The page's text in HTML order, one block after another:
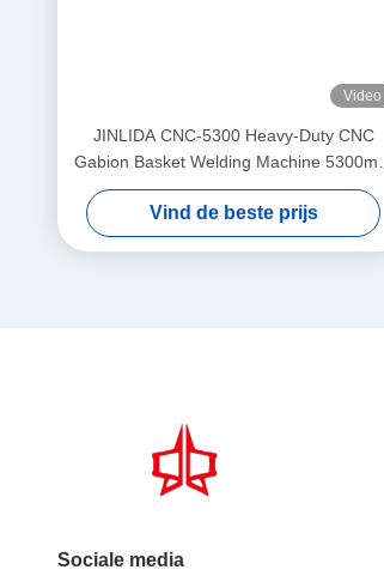
Video
JINLIDA CNC-5300 Heavy-Duty CNC
Gabion Basket Welding Machine 5300mm
Width Double Twist Mesh Production
Equipment
Vind de beste prijs
Sociale media